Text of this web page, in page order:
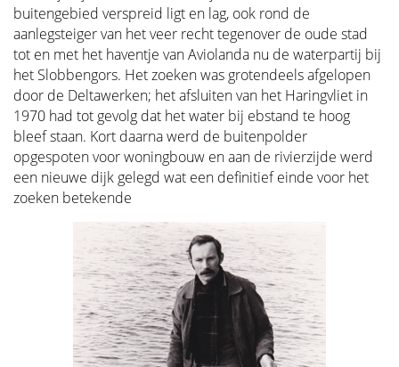
buitengebied verspreid ligt en lag, ook rond de
aanlegsteiger van het veer recht tegenover de oude stad
tot en met het haventje van Aviolanda nu de waterpartij bij
het Slobbengors. Het zoeken was grotendeels afgelopen
door de Deltawerken; het afsluiten van het Haringvliet in
1970 had tot gevolg dat het water bij ebstand te hoog
bleef staan. Kort daarna werd de buitenpolder
opgespoten voor woningbouw en aan de rivierzijde werd
een nieuwe dijk gelegd wat een definitief einde voor het
zoeken betekende